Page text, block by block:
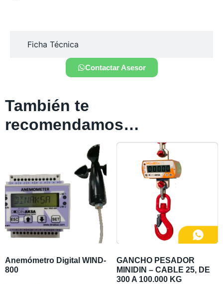
Ficha Técnica
Contactar Asesor
También te
recomendamos…
Anemómetro Digital WIND-
800
GANCHO PESADOR
MINIDIN – CABLE 25, DE
300 A 100.000 KG